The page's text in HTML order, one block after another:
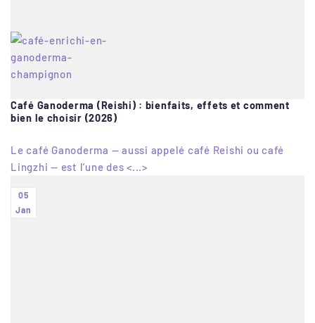
Café Ganoderma (Reishi) : bienfaits, effets et comment
bien le choisir (2026)
Le café Ganoderma — aussi appelé café Reishi ou café
Lingzhi — est l’une des <...>
05
Jan